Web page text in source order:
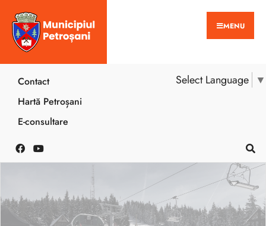
MENU
Select Language ▼
Contact
Hartă Petroșani
E-consultare